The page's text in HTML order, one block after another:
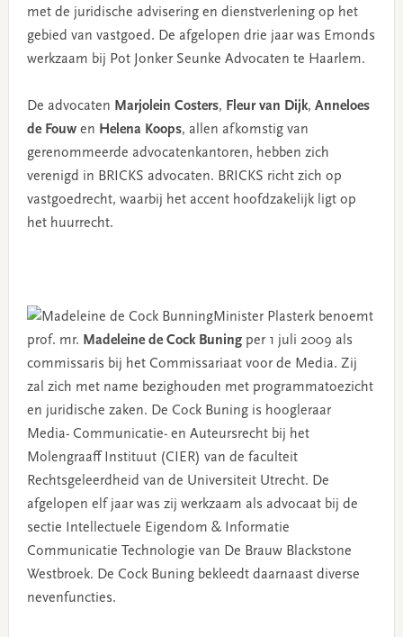
met de juridische advisering en dienstverlening op het
gebied van vastgoed. De afgelopen drie jaar was Emonds
werkzaam bij Pot Jonker Seunke Advocaten te Haarlem.
De advocaten Marjolein Costers, Fleur van Dijk, Anneloes
de Fouwen Helena Koops, allen afkomstig van
gerenommeerde advocatenkantoren, hebben zich
verenigd in BRICKS advocaten. BRICKS richt zich op
vastgoedrecht, waarbij het accent hoofdzakelijk ligt op
het huurrecht.
Minister Plasterk benoemt
prof. mr. Madeleine de Cock Buningper 1 juli 2009 als
commissaris bij het Commissariaat voor de Media. Zij
zal zich met name bezighouden met programmatoezicht
en juridische zaken. De Cock Buning is hoogleraar
Media- Communicatie- en Auteursrecht bij het
Molengraaff Instituut (CIER) van de faculteit
Rechtsgeleerdheid van de Universiteit Utrecht. De
afgelopen elf jaar was zij werkzaam als advocaat bij de
sectie Intellectuele Eigendom & Informatie
Communicatie Technologie van De Brauw Blackstone
Westbroek. De Cock Buning bekleedt daarnaast diverse
nevenfuncties.